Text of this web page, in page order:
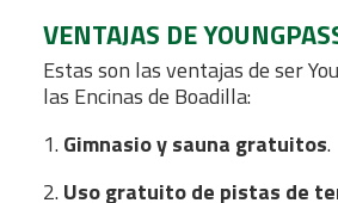
VENTAJAS DE
Estas son las ventajas de ser
las Encinas de Boadilla:
1. Gimnasio y sauna gratuitos.
2. Uso gratuito de pistas de